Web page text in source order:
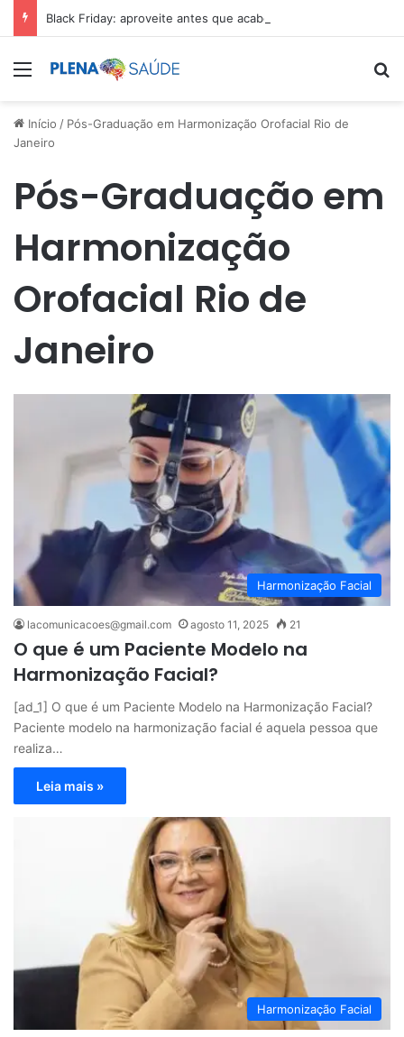
Black Friday: aproveite antes que acabe
Menu
Início / Pós-Graduação em Harmonização Orofacial Rio de
Janeiro
Pós-Graduação em
Harmonização
Orofacial Rio de
Janeiro
Harmonização Facial
lacomunicacoes@gmail.com agosto 11, 2025 21
O que é um Paciente Modelo na
Harmonização Facial?
[ad_1] O que é um Paciente Modelo na Harmonização Facial?
Paciente modelo na harmonização facial é aquela pessoa que
realiza…
Leia mais »
Harmonização Facial